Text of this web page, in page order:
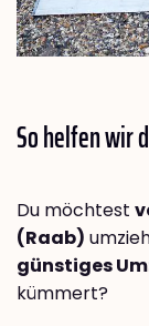
So helfen wir
Du möchtest
(Raab)
günstiges
kümmert?